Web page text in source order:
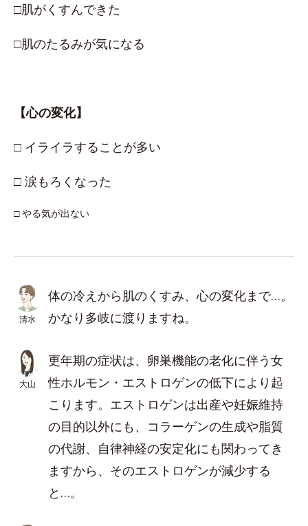
□肌がくすんできた
□肌のたるみが気になる
【心の変化】
□ イライラすることが多い
□ 涙もろくなった
□ やる気が出ない
清水
体の冷えから肌のくすみ、心の変化まで…。
かなり多岐に渡りますね。
大山
更年期の症状は、卵巣機能の老化に伴う女
性ホルモン・エストロゲンの低下により起
こります。エストロゲンは出産や妊娠維持
の目的以外にも、コラーゲンの生成や脂質
の代謝、自律神経の安定化にも関わってき
ますから、そのエストロゲンが減少する
と…。